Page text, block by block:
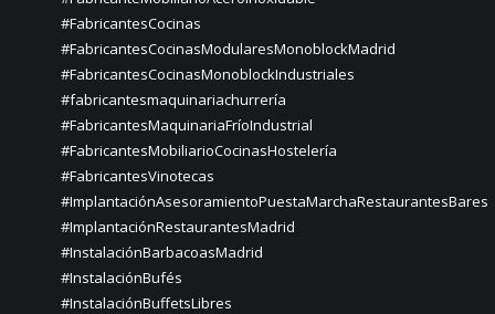
#FabricantesCocinas
#FabricantesCocinasModularesMonoblockMadrid
#FabricantesCocinasMonoblockIndustriales
#fabricantesmaquinariachurrería
#FabricantesMaquinariaFríoIndustrial
#FabricantesMobiliarioCocinasHostelería
#FabricantesVinotecas
#ImplantaciónAsesoramientoPuestaMarchaRestaurantesBares
#ImplantaciónRestaurantesMadrid
#InstalaciónBarbacoasMadrid
#InstalaciónBufés
#InstalaciónBuffetsLibres